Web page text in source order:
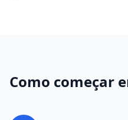
Como começar